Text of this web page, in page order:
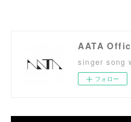
AATA
singer song
フォロー